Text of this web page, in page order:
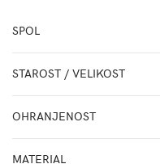
SPOL
STAROST / VELIKOST
OHRANJENOST
MATERIAL